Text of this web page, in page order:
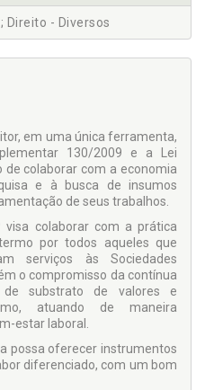
Direito - Diversos
em uma única ferramenta,
130/2009 e a Lei
colaborar com a economia
e à busca de insumos
de seus trabalhos.
visa colaborar com a prática
por todos aqueles que
serviços às Sociedades
o compromisso da contínua
de substrato de valores e
atuando de maneira
estar laboral.
possa oferecer instrumentos
diferenciado, com um bom